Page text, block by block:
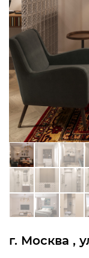
г. Москва ,